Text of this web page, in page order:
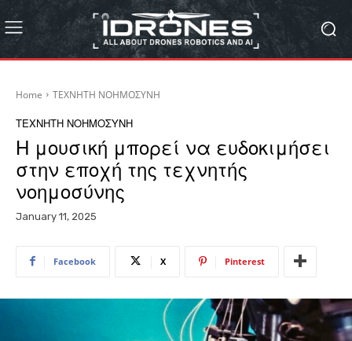
Home ΤΕΧΝΗΤΗ ΝΟΗΜΟΣΥΝΗ
ΤΕΧΝΗΤΗ ΝΟΗΜΟΣΥΝΗ
Η μουσική μπορεί να ευδοκιμήσει
στην εποχή της τεχνητής
νοημοσύνης
January 11, 2025
Facebook X Pinterest